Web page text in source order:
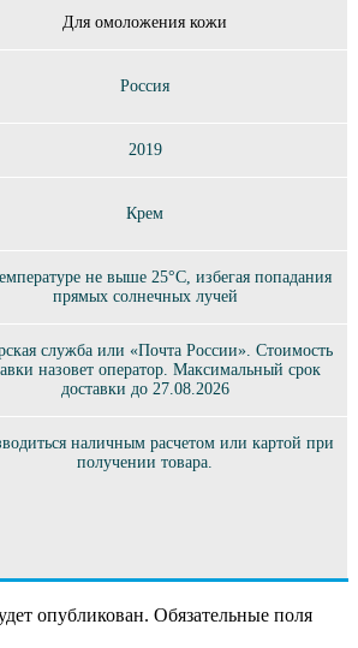
Для омоложения кожи
Россия
2019
Крем
не выше 25°C, избегая попадания
прямых солнечных лучей
служба или «Почта России». Стоимость
назовет оператор. Максимальный срок
доставки до 27.08.2026
наличным расчетом или картой при
получении товара.
опубликован. Обязательные поля